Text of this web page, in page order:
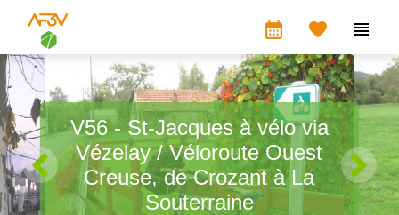
calendar_month  
V56 - St-Jacques à vélo via
Vézelay / Véloroute Ouest
Creuse, de Crozant à La
Souterraine